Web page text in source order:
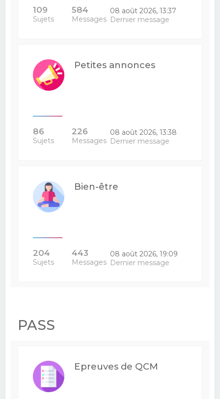
109
Sujets
584
Messages
08 août 2026, 13:37
Dernier message
Petites annonces
86
Sujets
226
Messages
08 août 2026, 13:38
Dernier message
Bien-être
204
Sujets
443
Messages
08 août 2026, 19:09
Dernier message
PASS
Epreuves de QCM